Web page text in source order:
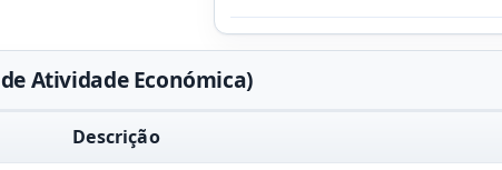
de Atividade Económica)
Descrição